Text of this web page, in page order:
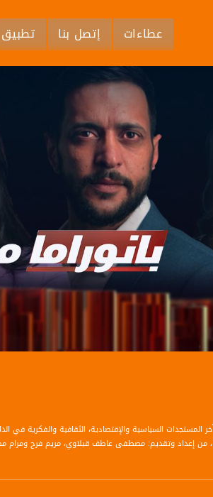
عطاءات إتصل بنا تطبيق
المستجدات السياسية والإقتصادية، الثقافية والفكرية في